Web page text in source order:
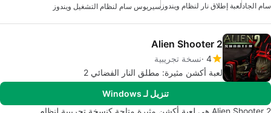
سام الجاد لعبة إطلاق نار لنظام ويندوز سيريوس سام لنظام التشغيل ويندوز
Alien Shooter 2
4 نسخة تجريبية
لعبة أكشن مثيرة: مطلق النار الفضائي 2
تنزيل لـ Windows
Alien Shooter 2 هي لعبة أكشن مثيرة متاحة كنسخة تجريبية لنظام